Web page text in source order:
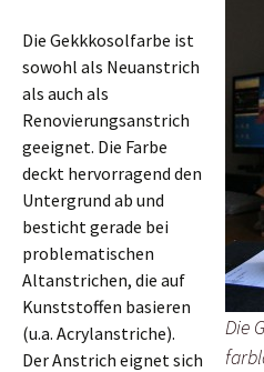
Die
Die Gekkkosolfarbe ist
sowohl als Neuanstrich
als auch als
Renovierungsanstrich
geeignet. Die Farbe
deckt hervorragend den
Untergrund ab und
besticht gerade bei
problematischen
Altanstrichen, die auf
Kunststoffen basieren
(u.a. Acrylanstriche).
Der Anstrich eignet sich